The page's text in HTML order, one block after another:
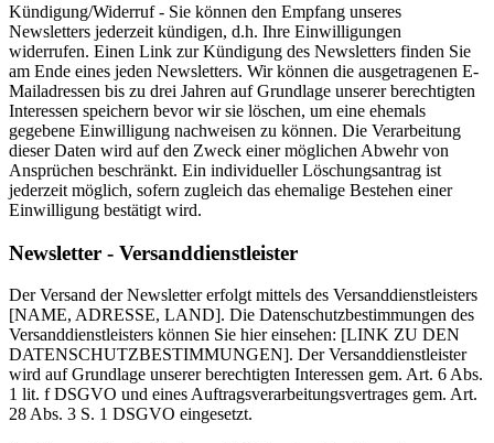
Kündigung/Widerruf - Sie können den Empfang unseres
Newsletters jederzeit kündigen, d.h. Ihre Einwilligungen
widerrufen. Einen Link zur Kündigung des Newsletters finden Sie
am Ende eines jeden Newsletters. Wir können die ausgetragenen E-
Mailadressen bis zu drei Jahren auf Grundlage unserer berechtigten
Interessen speichern bevor wir sie löschen, um eine ehemals
gegebene Einwilligung nachweisen zu können. Die Verarbeitung
dieser Daten wird auf den Zweck einer möglichen Abwehr von
Ansprüchen beschränkt. Ein individueller Löschungsantrag ist
jederzeit möglich, sofern zugleich das ehemalige Bestehen einer
Einwilligung bestätigt wird.
Newsletter - Versanddienstleister
Der Versand der Newsletter erfolgt mittels des Versanddienstleisters
[NAME, ADRESSE, LAND]. Die Datenschutzbestimmungen des
Versanddienstleisters können Sie hier einsehen: [LINK ZU DEN
DATENSCHUTZBESTIMMUNGEN]. Der Versanddienstleister
wird auf Grundlage unserer berechtigten Interessen gem. Art. 6 Abs.
1 lit. f DSGVO und eines Auftragsverarbeitungsvertrages gem. Art.
28 Abs. 3 S. 1 DSGVO eingesetzt.